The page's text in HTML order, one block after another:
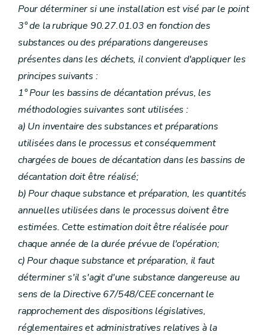
Pour déterminer si une installation est visé par le point
3° de la rubrique 90.27.01.03 en fonction des
substances ou des préparations dangereuses
présentes dans les déchets, il convient d'appliquer les
principes suivants :
1° Pour les bassins de décantation prévus, les
méthodologies suivantes sont utilisées :
a) Un inventaire des substances et préparations
utilisées dans le processus et conséquemment
chargées de boues de décantation dans les bassins de
décantation doit être réalisé;
b) Pour chaque substance et préparation, les quantités
annuelles utilisées dans le processus doivent être
estimées. Cette estimation doit être réalisée pour
chaque année de la durée prévue de l'opération;
c) Pour chaque substance et préparation, il faut
déterminer s'il s'agit d'une substance dangereuse au
sens de la Directive 67/548/CEE concernant le
rapprochement des dispositions législatives,
réglementaires et administratives relatives à la